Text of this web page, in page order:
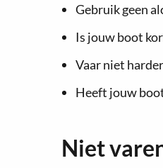
Gebruik geen
Is jouw boot
Vaar niet
Heeft jouw
Niet